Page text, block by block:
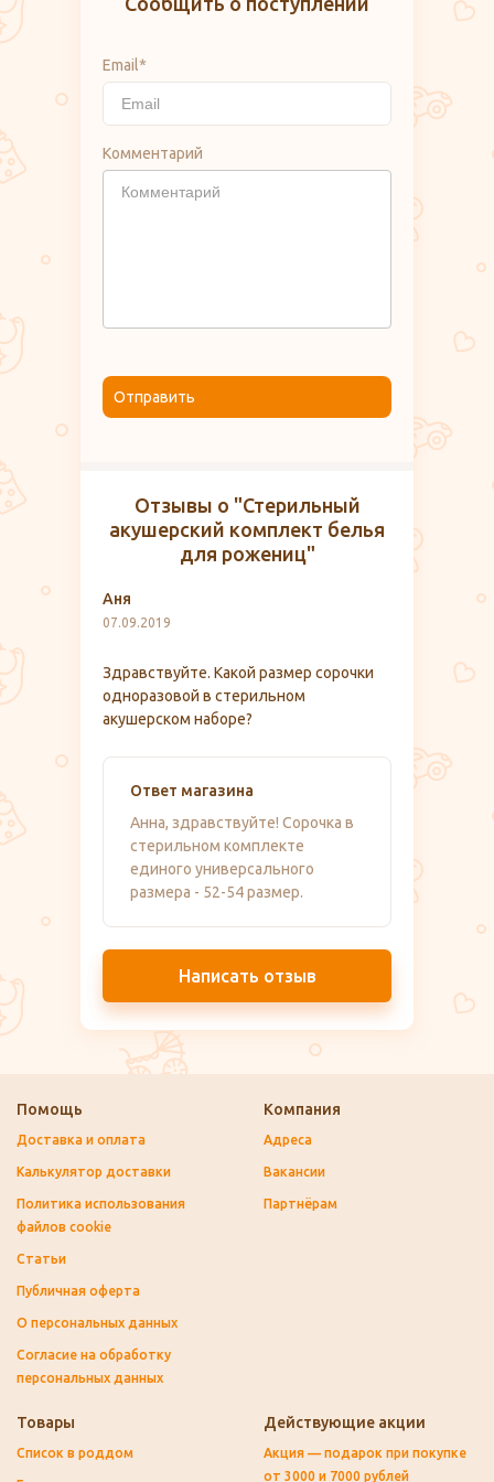
Email*
Комментарий
Отправить
Отзывы о "Стерильный
акушерский комплект белья
для рожениц"
Аня
07.09.2019
Здравствуйте. Какой размер сорочки
одноразовой в стерильном
акушерском наборе?
Ответ магазина
Анна, здравствуйте! Сорочка в
стерильном комплекте
единого универсального
размера - 52-54 размер.
Написать отзыв
Помощь
Доставка и оплата
Калькулятор доставки
Политика использования
файлов cookie
Статьи
Публичная оферта
О персональных данных
Согласие на обработку
персональных данных
Компания
Адреса
Вакансии
Партнёрам
Товары
Список в роддом
Действующие акции
Акция — подарок при покупке
от 3000 и 7000 рублей